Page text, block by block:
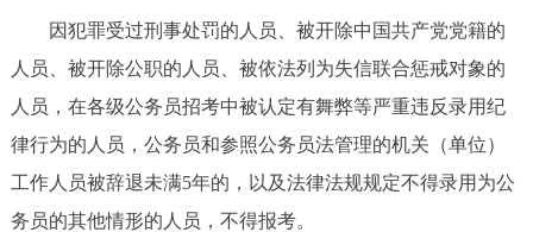
因犯罪受过刑事处罚的人员、被开除中国共产党党籍的
人员、被开除公职的人员、被依法列为失信联合惩戒对象的
人员，在各级公务员招考中被认定有舞弊等严重违反录用纪
律行为的人员，公务员和参照公务员法管理的机关（单位）
工作人员被辞退未满5年的，以及法律法规规定不得录用为公
务员的其他情形的人员，不得报考。